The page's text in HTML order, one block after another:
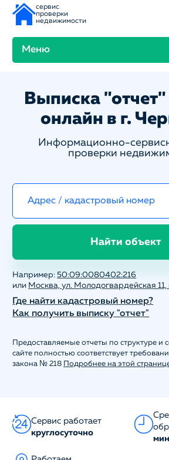
сервис
проверки
недвижимости
Меню
Выписка
онлайн в г.
Информационно-
проверки
Найти объект
Например:50:09:0080402:216
или Москва, ул. Молодогвардейская 11,
Где найти кадастровый номер?
Как получить выписку "отчет"
Предоставляемые отчеты по структуре и
сайте полностью соответствует
закона № 218 Подробнее на этой
Сервис работает
круглосуточно